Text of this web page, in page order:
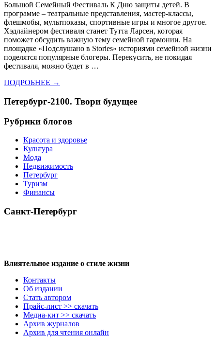
Большой Семейный Фестиваль К Дню защиты детей. В
программе – театральные представления, мастер-классы,
флешмобы, мультпоказы, спортивные игры и многое другое.
Хэдлайнером фестиваля станет Тутта Ларсен, которая
поможет обсудить важную тему семейной гармонии. На
площадке «Подслушано в Stories» историями семейной жизни
поделятся популярные блогеры. Перекусить, не покидая
фестиваля, можно будет в …
ПОДРОБНЕЕ →
Петербург-2100. Твори будущее
Рубрики блогов
Красота и здоровье
Культура
Мода
Недвижимость
Петербург
Туризм
Финансы
Санкт-Петербург
Влиятельное издание о стиле жизни
Контакты
Об издании
Стать автором
Прайс-лист >> скачать
Медиа-кит >> скачать
Архив журналов
Архив для чтения онлайн